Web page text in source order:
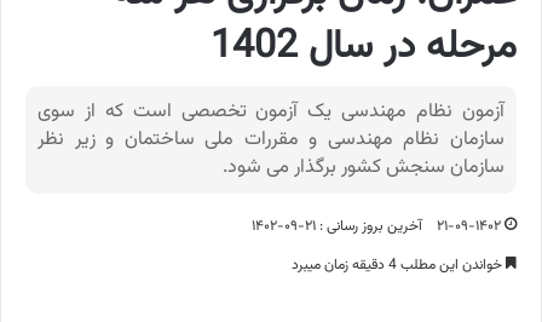
مرحله در سال 1402
آزمون نظام مهندسی یک آزمون تخصصی است که از سوی
سازمان نظام مهندسی و مقررات ملی ساختمان و زیر نظر
سازمان سنجش کشور برگذار می شود.
۲۱-۰۹-۱۴۰۲
آخرین بروز رسانی : ۲۱-۰۹-۱۴۰۲
خواندن این مطلب 4 دقیقه زمان میبرد